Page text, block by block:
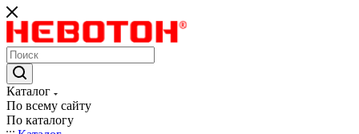
Каталог
По всему сайту
По каталогу